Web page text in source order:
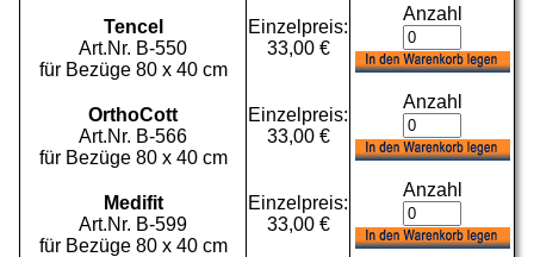
Tencel
Art.Nr. B-550
für Bezüge 80 x 40 cm
Einzelpreis:
33,00 €
Anzahl
OrthoCott
Art.Nr. B-566
für Bezüge 80 x 40 cm
Einzelpreis:
33,00 €
Anzahl
Medifit
Art.Nr. B-599
für Bezüge 80 x 40 cm
Einzelpreis:
33,00 €
Anzahl